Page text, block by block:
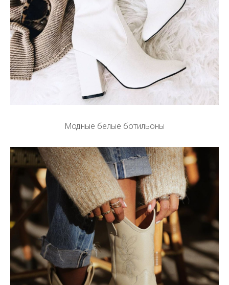
Модные белые ботильоны